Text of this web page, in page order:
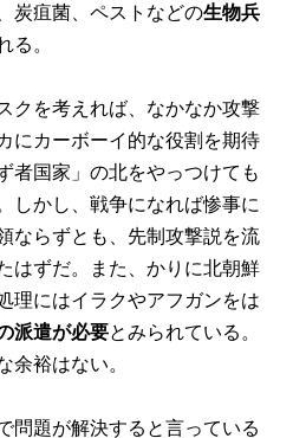
炭疽菌、ペストなどの生物兵
る。
クを考えれば、なかなか攻撃
にカーボーイ的な役割を期待
者国家」の北をやっつけても
しかし、戦争になれば惨事に
ならずとも、先制攻撃説を流
はずだ。また、かりに北朝鮮
理にはイラクやアフガンをは
派遣が必要とみられている。
余裕はない。
問題が解決すると言っている